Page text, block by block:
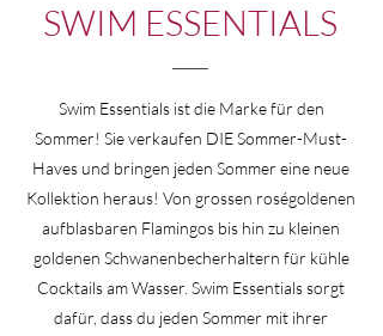
SWIM ESSENTIALS
Swim Essentials ist die Marke für den
Sommer! Sie verkaufen DIE Sommer-Must-
Haves und bringen jeden Sommer eine neue
Kollektion heraus! Von grossen roségoldenen
aufblasbaren Flamingos bis hin zu kleinen
goldenen Schwanenbecherhaltern für kühle
Cocktails am Wasser. Swim Essentials sorgt
dafür, dass du jeden Sommer mit ihrer